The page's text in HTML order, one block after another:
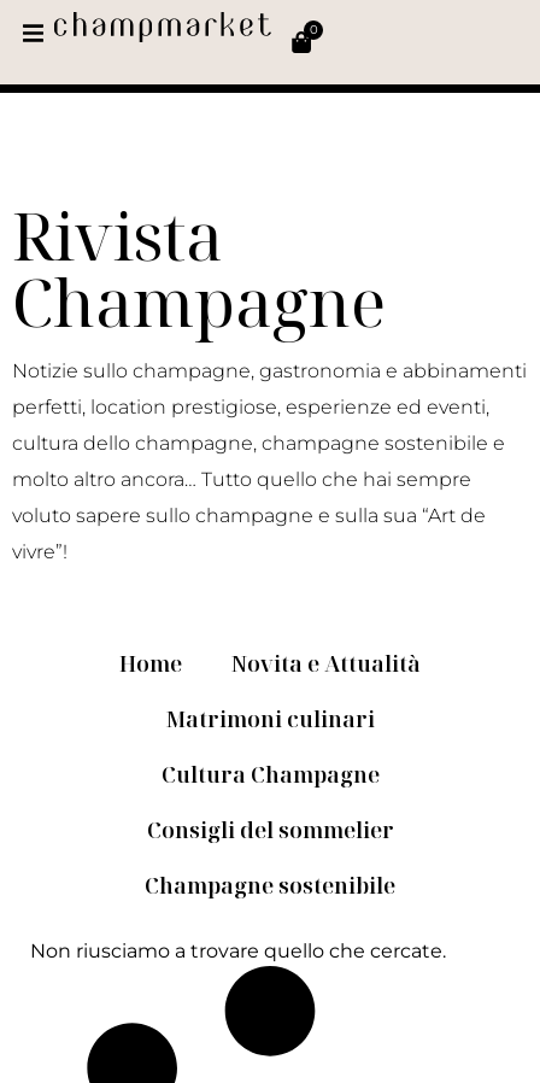
0
Rivista
Champagne
Notizie sullo champagne, gastronomia e abbinamenti
perfetti, location prestigiose, esperienze ed eventi,
cultura dello champagne, champagne sostenibile e
molto altro ancora… Tutto quello che hai sempre
voluto sapere sullo champagne e sulla sua “Art de
vivre”!
Home
Novita e Attualità
Matrimoni culinari
Cultura Champagne
Consigli del sommelier
Champagne sostenibile
Non riusciamo a trovare quello che cercate.